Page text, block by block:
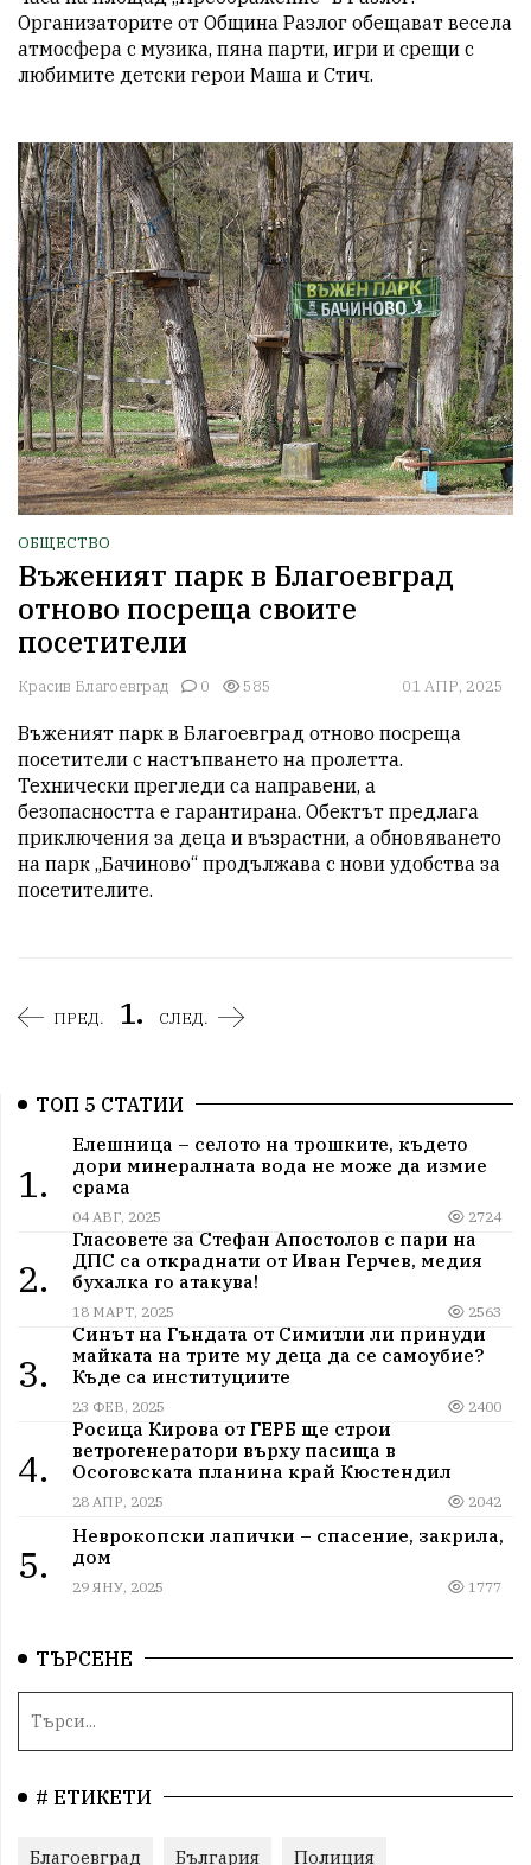
Организаторите от Община Разлог обещават весела
атмосфера с музика, пяна парти, игри и срещи с
любимите детски герои Маша и Стич.
ОБЩЕСТВО
Въженият парк в Благоевград
отново посреща своите
посетители
Красив Благоевград 0 585 01 АПР, 2025
Въженият парк в Благоевград отново посреща
посетители с настъпването на пролетта.
Технически прегледи са направени, а
безопасността е гарантирана. Обектът предлага
приключения за деца и възрастни, а обновяването
на парк „Бачиново“ продължава с нови удобства за
посетителите.
ПРЕД. 1. СЛЕД.
ТОП 5 СТАТИИ
1.
Елешница – селото на трошките, където
дори минералната вода не може да измие
срама
04 АВГ, 2025 2724
2.
Гласовете за Стефан Апостолов с пари на
ДПС са откраднати от Иван Герчев, медия
бухалка го атакува!
18 МАРТ, 2025 2563
3.
Синът на Гъндата от Симитли ли принуди
майката на трите му деца да се самоубие?
Къде са институциите
23 ФЕВ, 2025 2400
4.
Росица Кирова от ГЕРБ ще строи
ветрогенератори върху пасища в
Осоговската планина край Кюстендил
28 АПР, 2025 2042
5.
Неврокопски лапички – спасение, закрила,
дом
29 ЯНУ, 2025 1777
ТЪРСЕНЕ
# ЕТИКЕТИ
Благоевград България Полиция